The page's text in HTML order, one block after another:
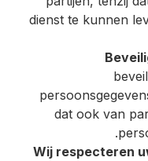
dienst te kunnen
dat ook van
Wij respecteren